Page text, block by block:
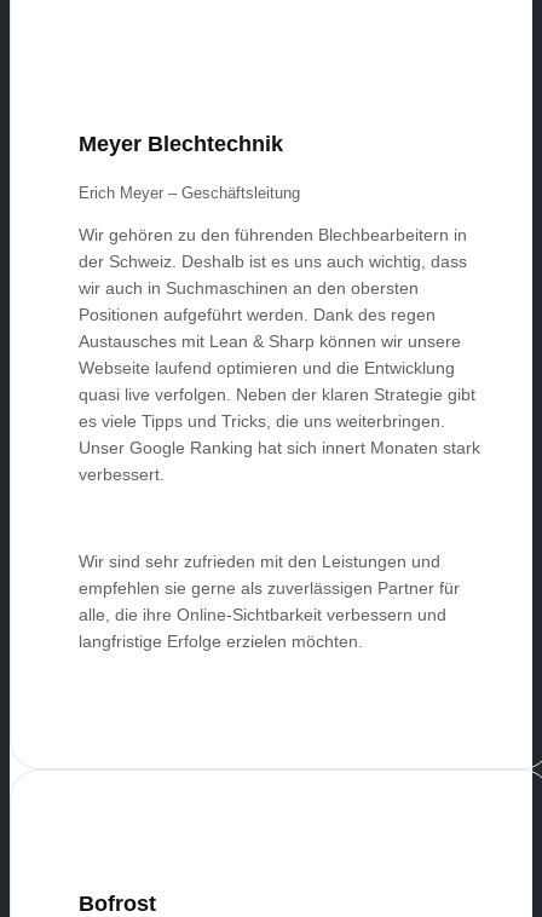
Meyer Blechtechnik
Erich Meyer – Geschäftsleitung
Wir gehören zu den führenden Blechbearbeitern in
der Schweiz. Deshalb ist es uns auch wichtig, dass
wir auch in Suchmaschinen an den obersten
Positionen aufgeführt werden. Dank des regen
Austausches mit Lean & Sharp können wir unsere
Webseite laufend optimieren und die Entwicklung
quasi live verfolgen. Neben der klaren Strategie gibt
es viele Tipps und Tricks, die uns weiterbringen.
Unser Google Ranking hat sich innert Monaten stark
verbessert.
Wir sind sehr zufrieden mit den Leistungen und
empfehlen sie gerne als zuverlässigen Partner für
alle, die ihre Online-Sichtbarkeit verbessern und
langfristige Erfolge erzielen möchten.
Bofrost